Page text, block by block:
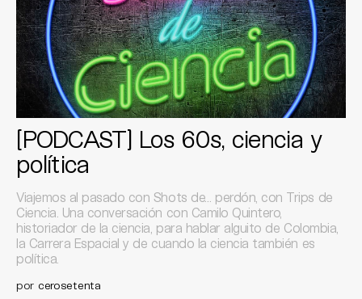
[PODCAST] Los 60s, ciencia y
política
Viajemos al pasado con Shots de… perdón, con Trips de
Ciencia. Una conversación con Camilo Quintero,
historiador de la ciencia, para hablar alguito de Colombia,
la Carrera Espacial y de cuando la ciencia también es
política.
por cerosetenta